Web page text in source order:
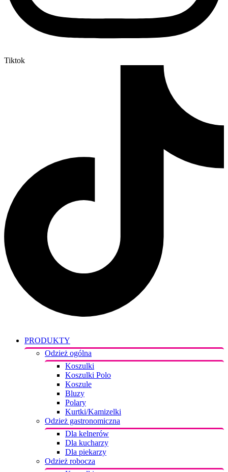
Tiktok
PRODUKTY
Odzież ogólna
Koszulki
Koszulki Polo
Koszule
Bluzy
Polary
Kurtki/Kamizelki
Odzież gastronomiczna
Dla kelnerów
Dla kucharzy
Dla piekarzy
Odzież robocza